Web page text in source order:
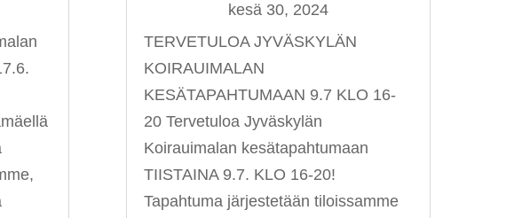
kesä 30, 2024
TERVETULOA JYVÄSKYLÄN
KOIRAUIMALAN
KESÄTAPAHTUMAAN 9.7 KLO 16-
20 Tervetuloa Jyväskylän
Koirauimalan kesätapahtumaan
TIISTAINA 9.7. KLO 16-20!
Tapahtuma järjestetään tiloissamme